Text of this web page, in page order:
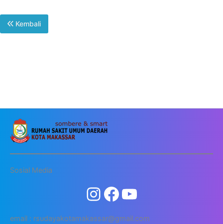
Kembali
Sosial Media
email : rsudayakotamakassar@gmail.com